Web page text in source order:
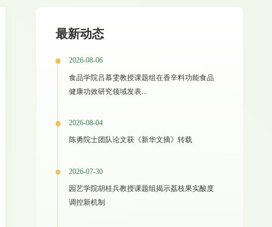
最新动态
2026-08-06
食品学院吕慕雯教授课题组在香辛料功能食品
健康功效研究领域发表...
2026-08-04
陈勇院士团队论文获《新华文摘》转载
2026-07-30
园艺学院胡桂兵教授课题组揭示荔枝果实酸度
调控新机制